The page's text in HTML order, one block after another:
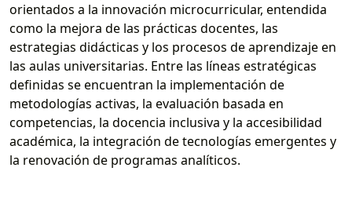
orientados a la innovación microcurricular, entendida
como la mejora de las prácticas docentes, las
estrategias didácticas y los procesos de aprendizaje en
las aulas universitarias. Entre las líneas estratégicas
definidas se encuentran la implementación de
metodologías activas, la evaluación basada en
competencias, la docencia inclusiva y la accesibilidad
académica, la integración de tecnologías emergentes y
la renovación de programas analíticos.